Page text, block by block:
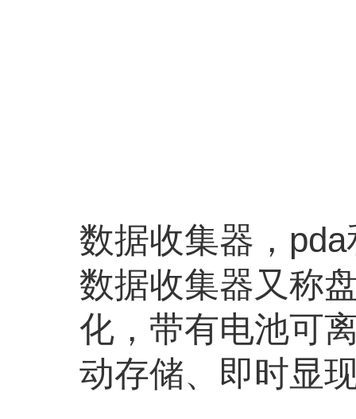
数据收集器，
数据收集器又称
化，带有电池可
动存储、即时显